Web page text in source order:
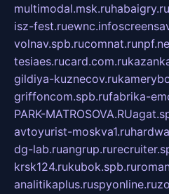
multimodal.msk.ruhabaigry.ru
isz-fest.ruewnc.info
volnav.spb.rucomnat.ru
tesiaes.rucard.com.ru
gildiya-kuznecov.ru
griffoncom.spb.rufabrika-
PARK-MATROSOVA.RU
avtoyurist-moskva1.ru
dg-lab.ruangrup.ru
krsk124.rukubok.spb.ru
analitikaplus.ruspyonline.ru